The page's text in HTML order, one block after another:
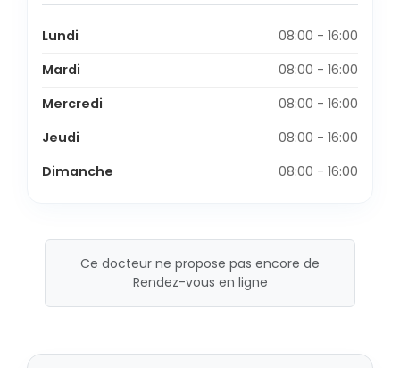
Lundi
08:00 - 16:00
Mardi
08:00 - 16:00
Mercredi
08:00 - 16:00
Jeudi
08:00 - 16:00
Dimanche
08:00 - 16:00
Ce docteur ne propose pas encore de
Rendez-vous en ligne